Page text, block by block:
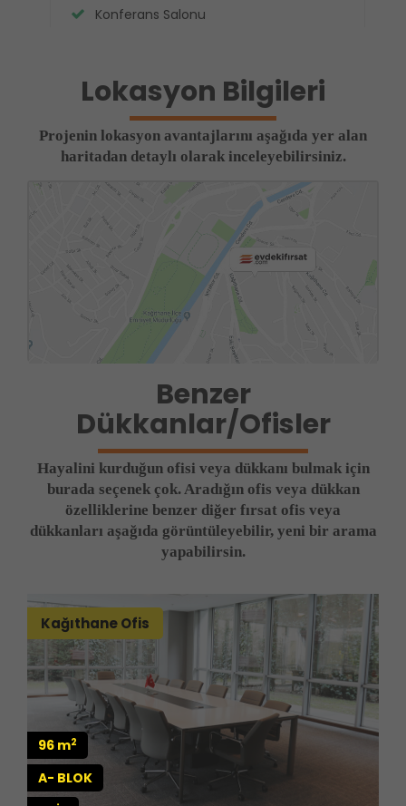
Konferans Salonu
Lokasyon Bilgileri
Projenin lokasyon avantajlarını aşağıda yer alan
haritadan detaylı olarak inceleyebilirsiniz.
Benzer
Dükkanlar/Ofisler
Hayalini kurduğun ofisi veya dükkanı bulmak için
burada seçenek çok. Aradığın ofis veya dükkan
özelliklerine benzer diğer fırsat ofis veya
dükkanları aşağıda görüntüleyebilir, yeni bir arama
yapabilirsin.
Kağıthane Ofis
96 m2
A- BLOK